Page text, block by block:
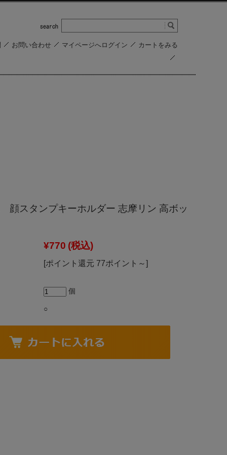
お問い合わせ マイページへログイン カートをみる
スタンプキーホルダー 志摩リン 高ボッ
¥770 (税込)
[ポイント還元 77ポイント～]
個
○